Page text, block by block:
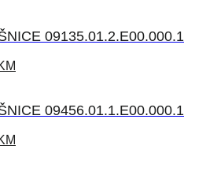
09135.01.2.E00.000.1
09456.01.1.E00.000.1